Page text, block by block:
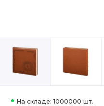
На складе: 1000000 шт.